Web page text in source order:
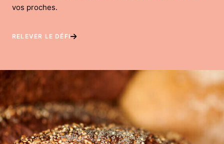
vos proches.
RELEVER LE DÉFI